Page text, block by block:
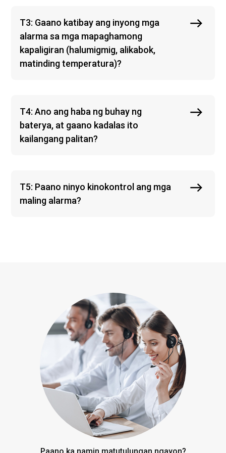
T3: Gaano katibay ang inyong mga
alarma sa mga mapaghamong
kapaligiran (halumigmig, alikabok,
matinding temperatura)?
T4: Ano ang haba ng buhay ng
baterya, at gaano kadalas ito
kailangang palitan?
T5: Paano ninyo kinokontrol ang mga
maling alarma?